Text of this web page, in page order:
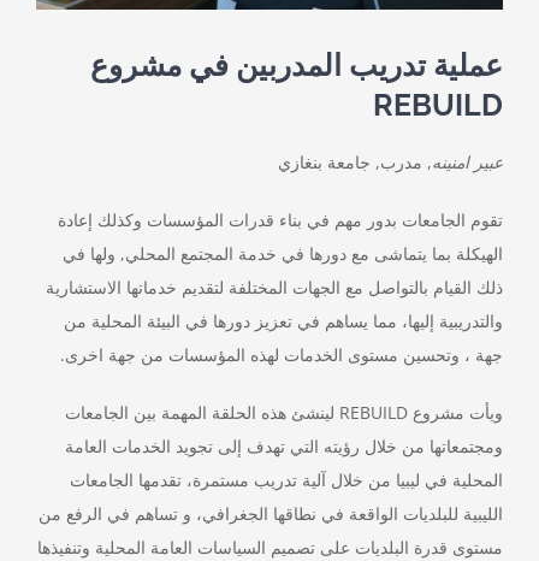
عملية تدريب المدربين في مشروع
REBUILD
عبير امنينه, مدرب, جامعة بنغازي
تقوم الجامعات بدور مهم في بناء قدرات المؤسسات وكذلك إعادة
الهيكلة بما يتماشى مع دورها في خدمة المجتمع المحلي, ولها في
ذلك القيام بالتواصل مع الجهات المختلفة لتقديم خدماتها الاستشارية
والتدريبية إليها، مما يساهم في تعزيز دورها في البيئة المحلية من
جهة ، وتحسين مستوى الخدمات لهذه المؤسسات من جهة اخرى.
ويأت مشروع REBUILD لينشئ هذه الحلقة المهمة بين الجامعات
ومجتمعاتها من خلال رؤيته التي تهدف إلى تجويد الخدمات العامة
المحلية في ليبيا من خلال آلية تدريب مستمرة، تقدمها الجامعات
الليبية للبلديات الواقعة في نطاقها الجغرافي، و تساهم في الرفع من
مستوى قدرة البلديات على تصميم السياسات العامة المحلية وتنفيذها